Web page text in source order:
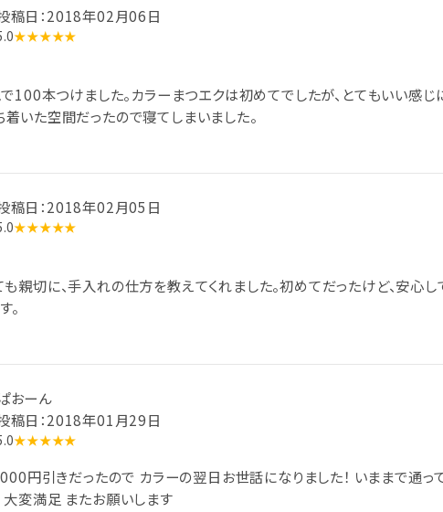
稿日：2018年02月06日
★★★★★
100本つけました。カラーまつエクは初めてでしたが、とてもいい感じ
いた空間だったので寝てしまいました。
稿日：2018年02月05日
★★★★★
親切に、手入れの仕方を教えてくれました。初めてだったけど、安心し
。
おーん
稿日：2018年01月29日
★★★★★
円引きだったので カラーの翌日お世話になりました！ いままで通っ
変満足 またお願いします